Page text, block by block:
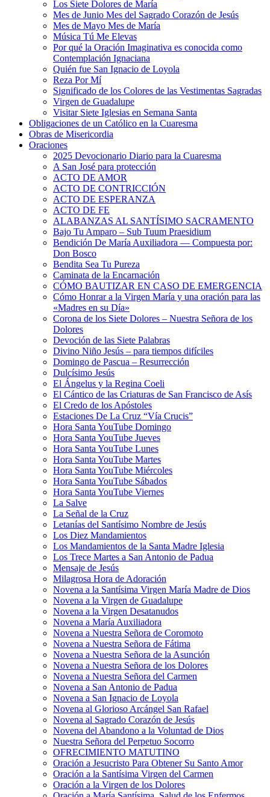
Los Siete Dolores de María
Mes de Junio Mes del Sagrado Corazón de Jesús
Mes de Mayo Mes de María
Música Tú Me Elevas
Por qué la Oración Imaginativa es conocida como
Contemplación Ignaciana
Quién fue San Ignacio de Loyola
Reza Por Mí
Significado de los Colores de las Vestimentas Sagradas
Virgen de Guadalupe
Visitar Siete Iglesias en Semana Santa
Obligaciones de un Católico en la Cuaresma
Obras de Misericordia
Oraciones
2025 Devocionario Diario para la Cuaresma
A San José para protección
ACTO DE AMOR
ACTO DE CONTRICCIÓN
ACTO DE ESPERANZA
ACTO DE FE
ALABANZAS AL SANTÍSIMO SACRAMENTO
Bajo Tu Amparo – Sub Tuum Praesidium
Bendición De María Auxiliadora — Compuesta por:
Don Bosco
Bendita Sea Tu Pureza
Caminata de la Encarnación
CÓMO BAUTIZAR EN CASO DE EMERGENCIA
Cómo Honrar a la Virgen María y una oración para las
«Madres en su Día»
Corona de los Siete Dolores – Nuestra Señora de los
Dolores
Devoción de las Siete Palabras
Divino Niño Jesús – para tiempos difíciles
Domingo de Pascua – Resurrección
Dulcísimo Jesús
El Ángelus y la Regina Coeli
El Cántico de las Criaturas de San Francisco de Asís
El Credo de los Apóstoles
Estaciones De La Cruz “Vía Crucis”
Hora Santa YouTube Domingo
Hora Santa YouTube Jueves
Hora Santa YouTube Lunes
Hora Santa YouTube Martes
Hora Santa YouTube Miércoles
Hora Santa YouTube Sábados
Hora Santa YouTube Viernes
La Salve
La Señal de la Cruz
Letanías del Santísimo Nombre de Jesús
Los Diez Mandamientos
Los Mandamientos de la Santa Madre Iglesia
Los Trece Martes a San Antonio de Padua
Mensaje de Jesús
Milagrosa Hora de Adoración
Novena a la Santísima Virgen María Madre de Dios
Novena a la Virgen de Guadalupe
Novena a la Virgen Desatanudos
Novena a María Auxiliadora
Novena a Nuestra Señora de Coromoto
Novena a Nuestra Señora de Fátima
Novena a Nuestra Señora de la Asunción
Novena a Nuestra Señora de los Dolores
Novena a Nuestra Señora del Carmen
Novena a San Antonio de Padua
Novena a San Ignacio de Loyola
Novena al Glorioso Arcángel San Rafael
Novena al Sagrado Corazón de Jesús
Novena del Abandono a la Voluntad de Dios
Nuestra Señora del Perpetuo Socorro
OFRECIMIENTO MATUTINO
Oración a Jesucristo Para Obtener Su Santo Amor
Oración a la Santísima Virgen del Carmen
Oración a la Virgen de los Dolores